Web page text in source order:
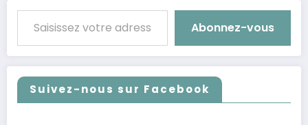
Saisissez votre adresse e-mail…
Abonnez-vous
Suivez-nous sur Facebook